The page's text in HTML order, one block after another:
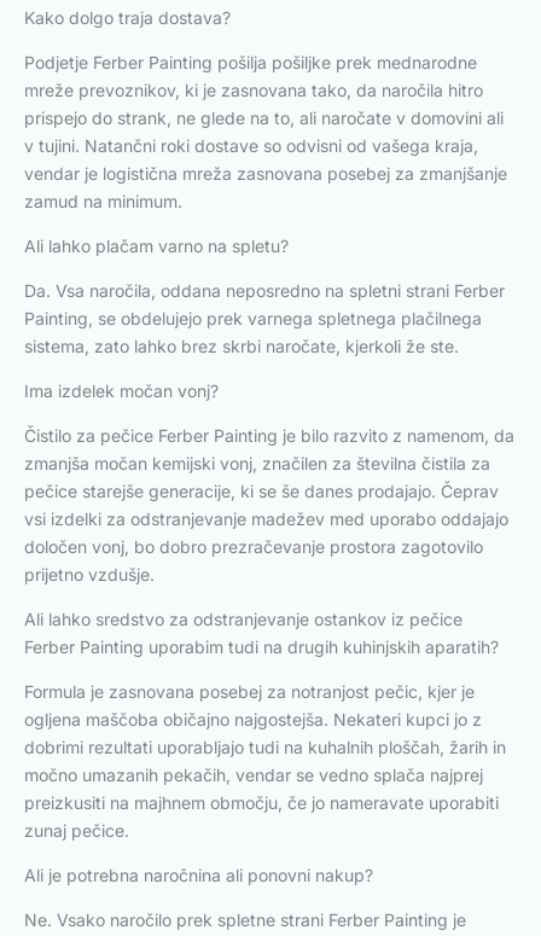
Kako dolgo traja dostava?
Podjetje Ferber Painting pošilja pošiljke prek mednarodne
mreže prevoznikov, ki je zasnovana tako, da naročila hitro
prispejo do strank, ne glede na to, ali naročate v domovini ali
v tujini. Natančni roki dostave so odvisni od vašega kraja,
vendar je logistična mreža zasnovana posebej za zmanjšanje
zamud na minimum.
Ali lahko plačam varno na spletu?
Da. Vsa naročila, oddana neposredno na spletni strani Ferber
Painting, se obdelujejo prek varnega spletnega plačilnega
sistema, zato lahko brez skrbi naročate, kjerkoli že ste.
Ima izdelek močan vonj?
Čistilo za pečice Ferber Painting je bilo razvito z namenom, da
zmanjša močan kemijski vonj, značilen za številna čistila za
pečice starejše generacije, ki se še danes prodajajo. Čeprav
vsi izdelki za odstranjevanje madežev med uporabo oddajajo
določen vonj, bo dobro prezračevanje prostora zagotovilo
prijetno vzdušje.
Ali lahko sredstvo za odstranjevanje ostankov iz pečice
Ferber Painting uporabim tudi na drugih kuhinjskih aparatih?
Formula je zasnovana posebej za notranjost pečic, kjer je
ogljena maščoba običajno najgostejša. Nekateri kupci jo z
dobrimi rezultati uporabljajo tudi na kuhalnih ploščah, žarih in
močno umazanih pekačih, vendar se vedno splača najprej
preizkusiti na majhnem območju, če jo nameravate uporabiti
zunaj pečice.
Ali je potrebna naročnina ali ponovni nakup?
Ne. Vsako naročilo prek spletne strani Ferber Painting je